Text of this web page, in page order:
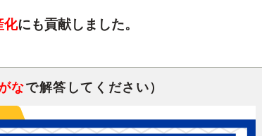
化にも貢献しました。
なで解答してください）